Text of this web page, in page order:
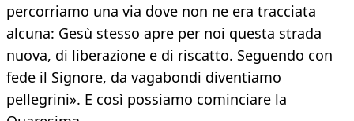
percorriamo una via dove non ne era tracciata
alcuna: Gesù stesso apre per noi questa strada
nuova, di liberazione e di riscatto. Seguendo con
fede il Signore, da vagabondi diventiamo
pellegrini». E così possiamo cominciare la